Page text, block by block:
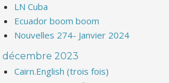
LN Cuba
Ecuador boom boom
Nouvelles 274- Janvier 2024
décembre 2023
Cairn.English (trois fois)